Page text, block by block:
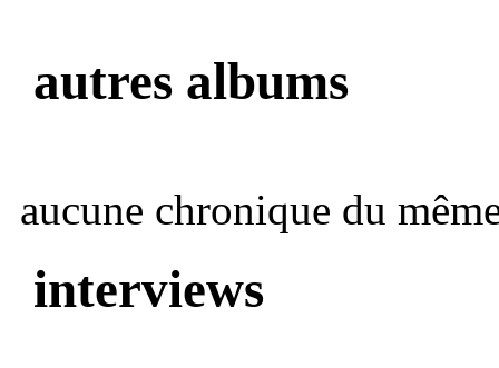
autres albums
aucune chronique du
interviews